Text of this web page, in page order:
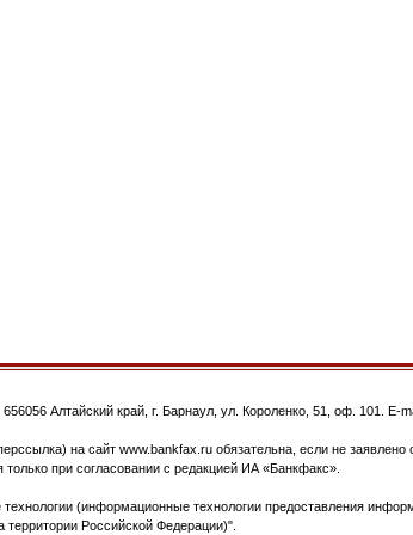
656056 Алтайский край, г. Барнаул ул. Короленко, 51, оф. 101 . E-
на сайт www.bankfax.ru обязательна, если не
при согласовании с редакцией ИА «Банкфакс».
(информационные технологии предоставления
Российской Федерации)".